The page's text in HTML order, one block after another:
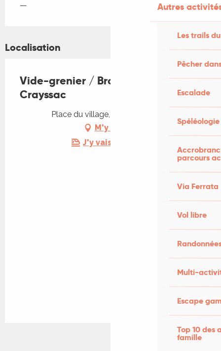
Autres
Les trails
Pêcher
Escalade
Spéléologie
parcours
Via Ferrata
Vol libre
Multi-
Escape
Top 10 des
famille
—
Localisation
Vide-grenier / Brocante à
Crayssac
Place du village, 46150 Crayssac
M'y rendre
J'y vais en train !